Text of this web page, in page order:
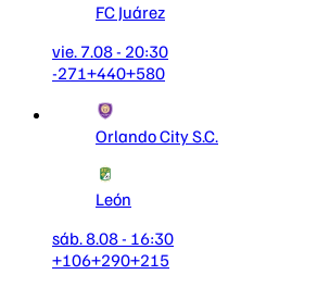
FC Juárez
vie. 7.08 - 20:30
-271+440+580
Orlando City S.C.
León
sáb. 8.08 - 16:30
+106+290+215